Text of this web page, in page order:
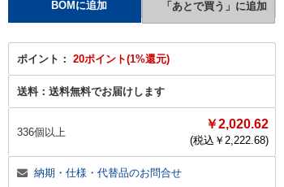
ポイント： 20ポイント(1%還元)
送料： 送料無料でお届けします
336個以上
￥2,020.62
(税込￥ 2,222.68)
納期・仕様・代替品のお問合せ